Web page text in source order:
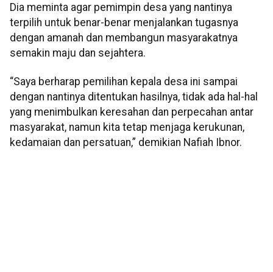
Dia meminta agar pemimpin desa yang nantinya
terpilih untuk benar-benar menjalankan tugasnya
dengan amanah dan membangun masyarakatnya
semakin maju dan sejahtera.
“Saya berharap pemilihan kepala desa ini sampai
dengan nantinya ditentukan hasilnya, tidak ada hal-hal
yang menimbulkan keresahan dan perpecahan antar
masyarakat, namun kita tetap menjaga kerukunan,
kedamaian dan persatuan,” demikian Nafiah Ibnor.